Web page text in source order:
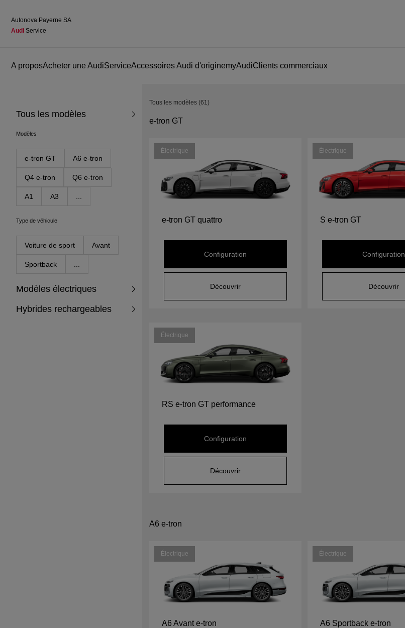
Autonova Payerne SA
Audi Service
A proposAcheter une AudiServiceAccessoires Audi d'originemyAudiClients commerciaux
Tous les modèles
Modèles
e-tron GT A6 e-tron
Q4 e-tron Q6 e-tron
A1 A3
Type de véhicule
Voiture de sport Avant
Sportback
Modèles électriques
Hybrides rechargeables
Tous les modèles (61)
e-tron GT
Électrique
e-tron GT quattro
Configuration
Découvrir
Électrique
S e-tron GT
Configuration
Découvrir
Électrique
RS e-tron GT performance
Configuration
Découvrir
A6 e-tron
Électrique
A6 Avant e-tron
Électrique
A6 Sportback e-tron